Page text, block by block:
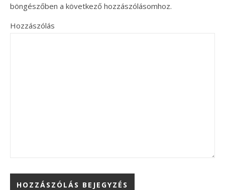
böngészőben a következő hozzászólásomhoz.
Hozzászólás